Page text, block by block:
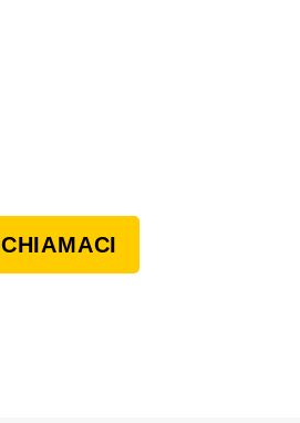
CHIAMACI